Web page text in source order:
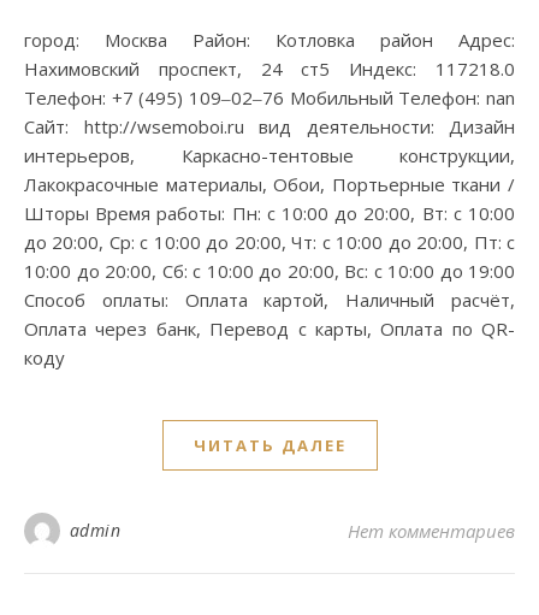
город: Москва Район: Котловка район Адрес:
Нахимовский проспект, 24 ст5 Индекс: 117218.0
Телефон: +7 (495) 109‒02‒76 Мобильный Телефон: nan
Сайт: http://wsemoboi.ru вид деятельности: Дизайн
интерьеров, Каркасно-тентовые конструкции,
Лакокрасочные материалы, Обои, Портьерные ткани /
Шторы Время работы: Пн: с 10:00 до 20:00, Вт: с 10:00
до 20:00, Ср: с 10:00 до 20:00, Чт: с 10:00 до 20:00, Пт: с
10:00 до 20:00, Сб: с 10:00 до 20:00, Вс: с 10:00 до 19:00
Способ оплаты: Оплата картой, Наличный расчёт,
Оплата через банк, Перевод с карты, Оплата по QR-
коду
ЧИТАТЬ ДАЛЕЕ
admin Нет комментариев